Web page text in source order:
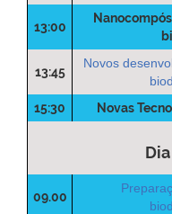
13:00
13:45
Novos
15:30
Novas
09.00